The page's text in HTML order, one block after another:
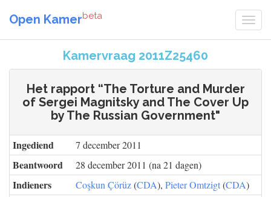
Open Kamerbeta
Kamervraag 2011Z25460
Het rapport “The Torture and Murder
of Sergei Magnitsky and The Cover Up
by The Russian Government"
Ingediend 7 december 2011
Beantwoord 28 december 2011 (na 21 dagen)
Indieners Coşkun Çörüz(CDA), Pieter Omtzigt(CDA)